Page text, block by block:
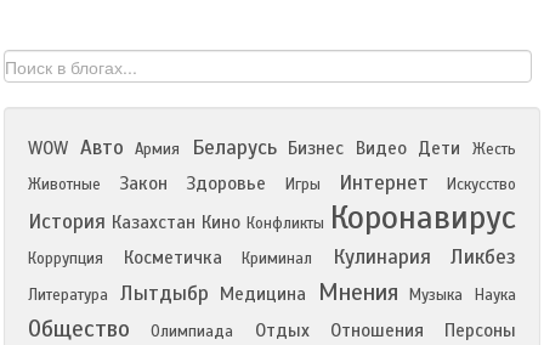
WOW Авто Армия Беларусь Бизнес Видео Дети
Жесть
Животные
Закон Здоровье Игры Интернет Искусство
История Казахстан Кино Конфликты Коронавирус
Коррупция Косметичка Криминал Кулинария Ликбез
Литература Лытдыбр Медицина Мнения Музыка Наука
Общество Олимпиада Отдых Отношения Персоны